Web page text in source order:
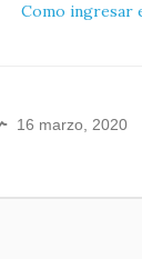
Como ingresar
16 marzo, 2020